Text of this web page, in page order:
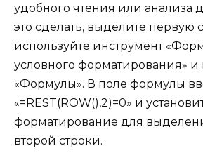
удобного чтения или анализа
это сделать, выделите первую
используйте инструмент
условного форматирования» и
«Формулы». В поле формулы
«=REST(ROW(),2)=0» и
форматирование для
второй строки.